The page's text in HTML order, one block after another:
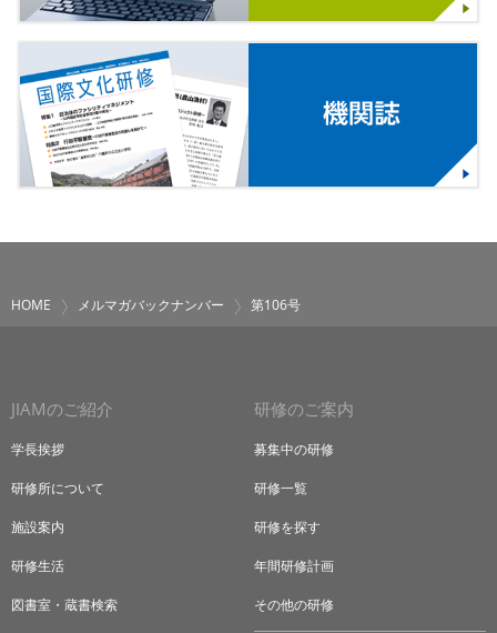
HOME メルマガバックナンバー 第106号
JIAMのご紹介
学長挨拶
研修所について
施設案内
研修生活
図書室・蔵書検索
研修のご案内
募集中の研修
研修一覧
研修を探す
年間研修計画
その他の研修